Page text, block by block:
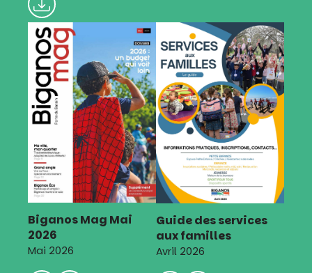
Biganos Mag Mai
2026
Mai 2026
Guide des services
aux familles
Avril 2026